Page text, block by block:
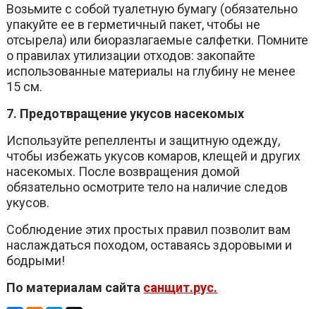
Возьмите с собой туалетную бумагу (обязательно
упакуйте ее в герметичный пакет, чтобы не
отсырела) или биоразлагаемые салфетки. Помните
о правилах утилизации отходов: закопайте
использованные материалы на глубину не менее
15 см.
7. Предотвращение укусов насекомых
Используйте репелленты и защитную одежду,
чтобы избежать укусов комаров, клещей и других
насекомых. После возвращения домой
обязательно осмотрите тело на наличие следов
укусов.
Соблюдение этих простых правил позволит вам
наслаждаться походом, оставаясь здоровыми и
бодрыми!
По материалам сайта санщит.рус.